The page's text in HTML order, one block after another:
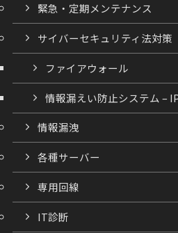
緊急・定期メンテナンス
サイバーセキュリティ法対策
ファイアウォール
情報漏えい防止システム –
情報漏洩
各種サーバー
専用回線
IT診断